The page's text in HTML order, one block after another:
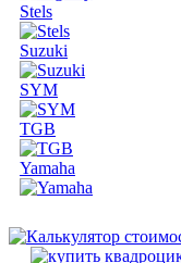
Stels
Suzuki
SYM
TGB
Yamaha